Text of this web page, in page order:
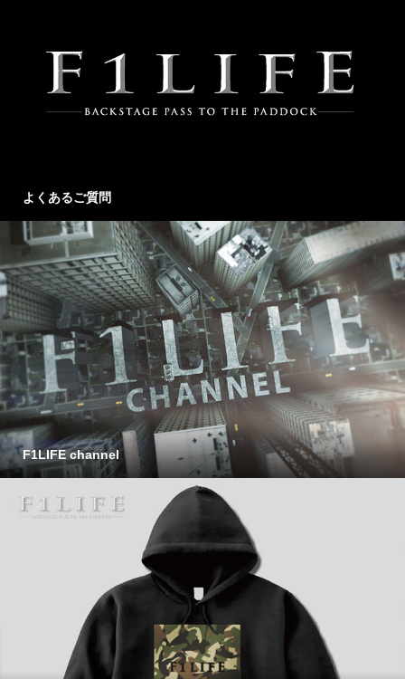
よくあるご質問
F1LIFE channel